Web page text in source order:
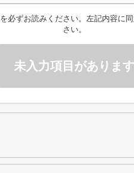
を必ずお読みください。左記内容に
さい。
未入力項目があります